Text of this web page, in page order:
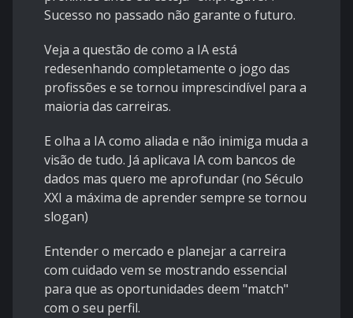
Sucesso no passado não garante o futuro.
Veja a questão de como a IA está
redesenhando completamente o jogo das
profissões e se tornou imprescindível para a
maioria das carreiras.
E olha a IA como aliada e não inimiga muda a
visão de tudo. Já aplicava IA com bancos de
dados mas quero me aprofundar (no Século
XXI a máxima de aprender sempre se tornou
slogan)
Entender o mercado e planejar a carreira
com cuidado vem se mostrando essencial
para que as oportunidades deem "match"
com o seu perfil.